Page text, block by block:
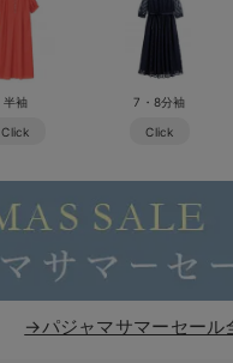
半袖
Click
7・8分袖
Click
→パジャマサマーセール